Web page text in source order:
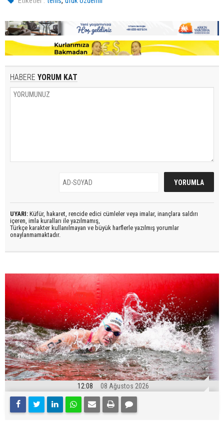
HABERE YORUM KAT
UYARI: Küfür, hakaret, rencide edici cümleler veya imalar, inançlara saldırı
içeren, imla kuralları ile yazılmamış,
Türkçe karakter kullanılmayan ve büyük harflerle yazılmış yorumlar
onaylanmamaktadır.
12:08 08 Ağustos 2026